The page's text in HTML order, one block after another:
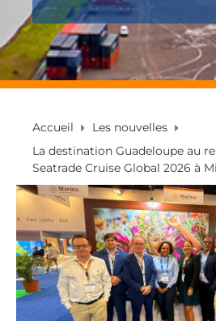
Accueil
Les nouvelles
La destination Guadeloupe au
Seatrade Cruise Global 2026 à